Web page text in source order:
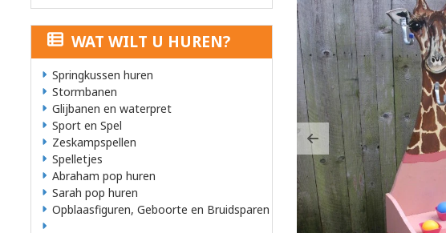
Contact
zoeken
WAT WILT U HUREN?
Springkussen huren
Stormbanen
Glijbanen en waterpret
Sport en Spel
Zeskampspellen
Spelletjes
Abraham pop huren
Sarah pop huren
Opblaasfiguren, Geboorte en Bruidsparen
Previous